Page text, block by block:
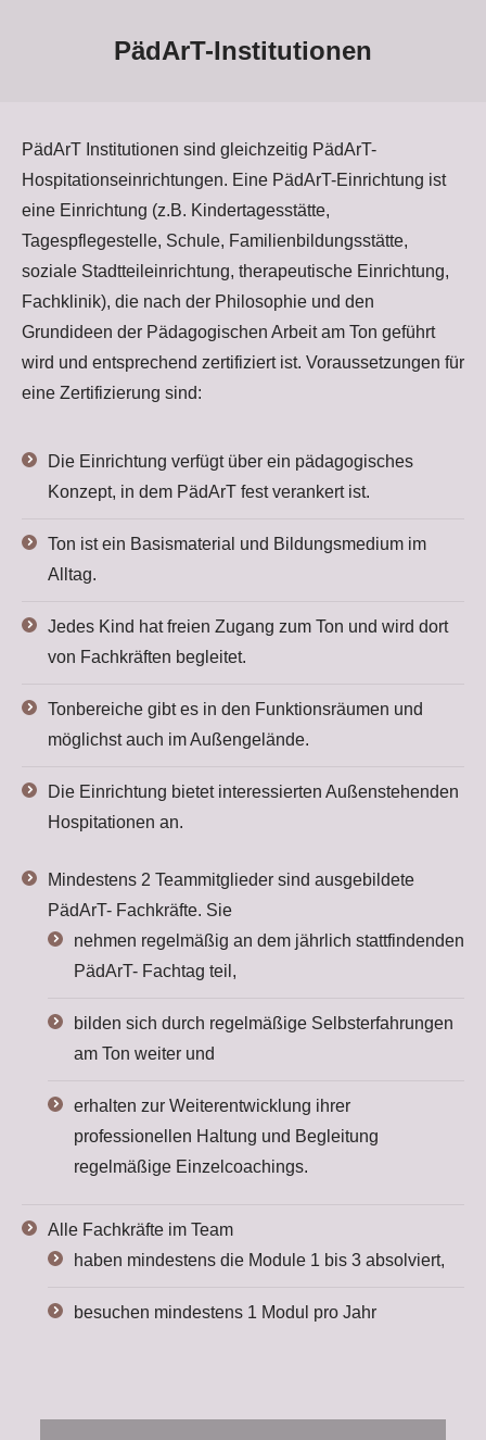
PädArT-Institutionen
PädArT Institutionen sind gleichzeitig PädArT-
Hospitationseinrichtungen. Eine PädArT-Einrichtung ist
eine Einrichtung (z.B. Kindertagesstätte,
Tagespflegestelle, Schule, Familienbildungsstätte,
soziale Stadtteileinrichtung, therapeutische Einrichtung,
Fachklinik), die nach der Philosophie und den
Grundideen der Pädagogischen Arbeit am Ton geführt
wird und entsprechend zertifiziert ist. Voraussetzungen für
eine Zertifizierung sind:
Die Einrichtung verfügt über ein pädagogisches
Konzept, in dem PädArT fest verankert ist.
Ton ist ein Basismaterial und Bildungsmedium im
Alltag.
Jedes Kind hat freien Zugang zum Ton und wird dort
von Fachkräften begleitet.
Tonbereiche gibt es in den Funktionsräumen und
möglichst auch im Außengelände.
Die Einrichtung bietet interessierten Außenstehenden
Hospitationen an.
Mindestens 2 Teammitglieder sind ausgebildete
PädArT- Fachkräfte. Sie
nehmen regelmäßig an dem jährlich stattfindenden
PädArT- Fachtag teil,
bilden sich durch regelmäßige Selbsterfahrungen
am Ton weiter und
erhalten zur Weiterentwicklung ihrer
professionellen Haltung und Begleitung
regelmäßige Einzelcoachings.
Alle Fachkräfte im Team
haben mindestens die Module 1 bis 3 absolviert,
besuchen mindestens 1 Modul pro Jahr